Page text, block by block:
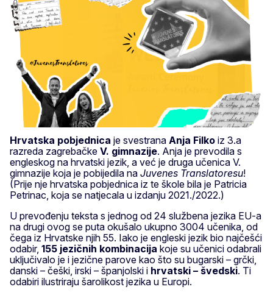
Hrvatska pobjednica je svestrana Anja Filko iz 3.a
razreda zagrebačke V. gimnazije. Anja je prevodila s
engleskog na hrvatski jezik, a već je druga učenica V.
gimnazije koja je pobijedila na Juvenes Translatoresu!
(Prije nje hrvatska pobjednica iz te škole bila je Patricia
Petrinac, koja se natjecala u izdanju 2021./2022.)
U prevođenju teksta s jednog od 24 službena jezika EU-a
na drugi ovog se puta okušalo ukupno 3004 učenika, od
čega iz Hrvatske njih 55. Iako je engleski jezik bio najčešći
odabir, 155 jezičnih kombinacija koje su učenici odabrali
uključivalo je i jezične parove kao što su bugarski – grčki,
danski – češki, irski – španjolski i hrvatski – švedski. Ti
odabiri ilustriraju šarolikost jezika u Europi.